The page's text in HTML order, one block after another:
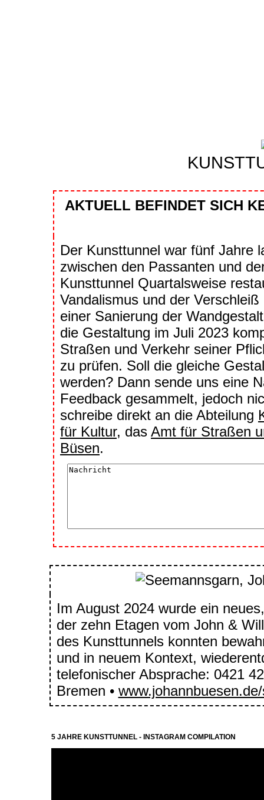
AKTUELL BEFINDET SICH
Der Kunsttunnel war fünf Jahre
zwischen den Passanten und
Kunsttunnel Quartalsweise
Vandalismus und der
einer Sanierung der
die Gestaltung im Juli 2023
Straßen und Verkehr seiner
zu prüfen. Soll die gleiche
werden? Dann sende uns eine
Feedback gesammelt, jedoch
schreibe direkt an die Abteilung
für Kultur, das Amt für Straßen
Büsen.
Im August 2024 wurde ein
der zehn Etagen vom John &
des Kunsttunnels konnten
und in neuem Kontext,
telefonischer Absprache: 0421
Bremen •
5 JAHRE KUNSTTUNNEL - INSTAGRAM COMPILATION